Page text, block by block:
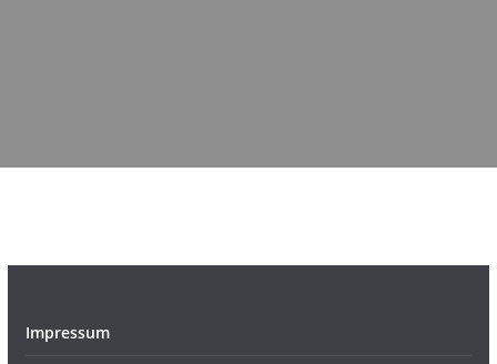
Impressum